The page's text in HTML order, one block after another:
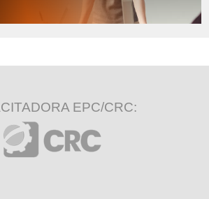
EPC/CRC: